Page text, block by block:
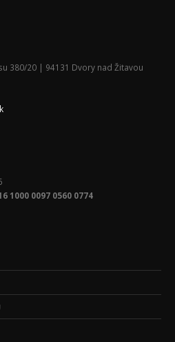
380/20 | 94131 Dvory nad Žitavou
1000 0097 0560 0774